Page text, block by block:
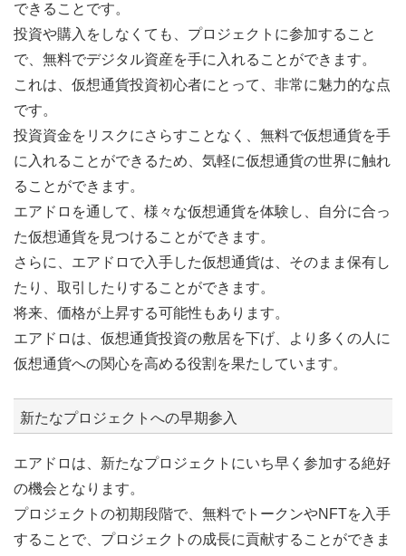
できることです。
投資や購入をしなくても、プロジェクトに参加すること
で、無料でデジタル資産を手に入れることができます。
これは、仮想通貨投資初心者にとって、非常に魅力的な点
です。
投資資金をリスクにさらすことなく、無料で仮想通貨を手
に入れることができるため、気軽に仮想通貨の世界に触れ
ることができます。
エアドロを通して、様々な仮想通貨を体験し、自分に合っ
た仮想通貨を見つけることができます。
さらに、エアドロで入手した仮想通貨は、そのまま保有し
たり、取引したりすることができます。
将来、価格が上昇する可能性もあります。
エアドロは、仮想通貨投資の敷居を下げ、より多くの人に
仮想通貨への関心を高める役割を果たしています。
新たなプロジェクトへの早期参入
エアドロは、新たなプロジェクトにいち早く参加する絶好
の機会となります。
プロジェクトの初期段階で、無料でトークンやNFTを入手
することで、プロジェクトの成長に貢献することができま